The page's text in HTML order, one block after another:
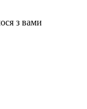
з вами